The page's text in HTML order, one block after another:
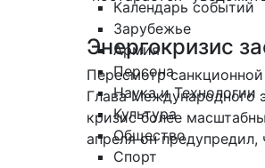
Календарь событий
Зарубежье
Армия
Персона
Наука и Технологии
Культура
Общество
Спорт
Энергокризис
Пересмотр
Глава Международного
кризис более
апреля он предупредил,